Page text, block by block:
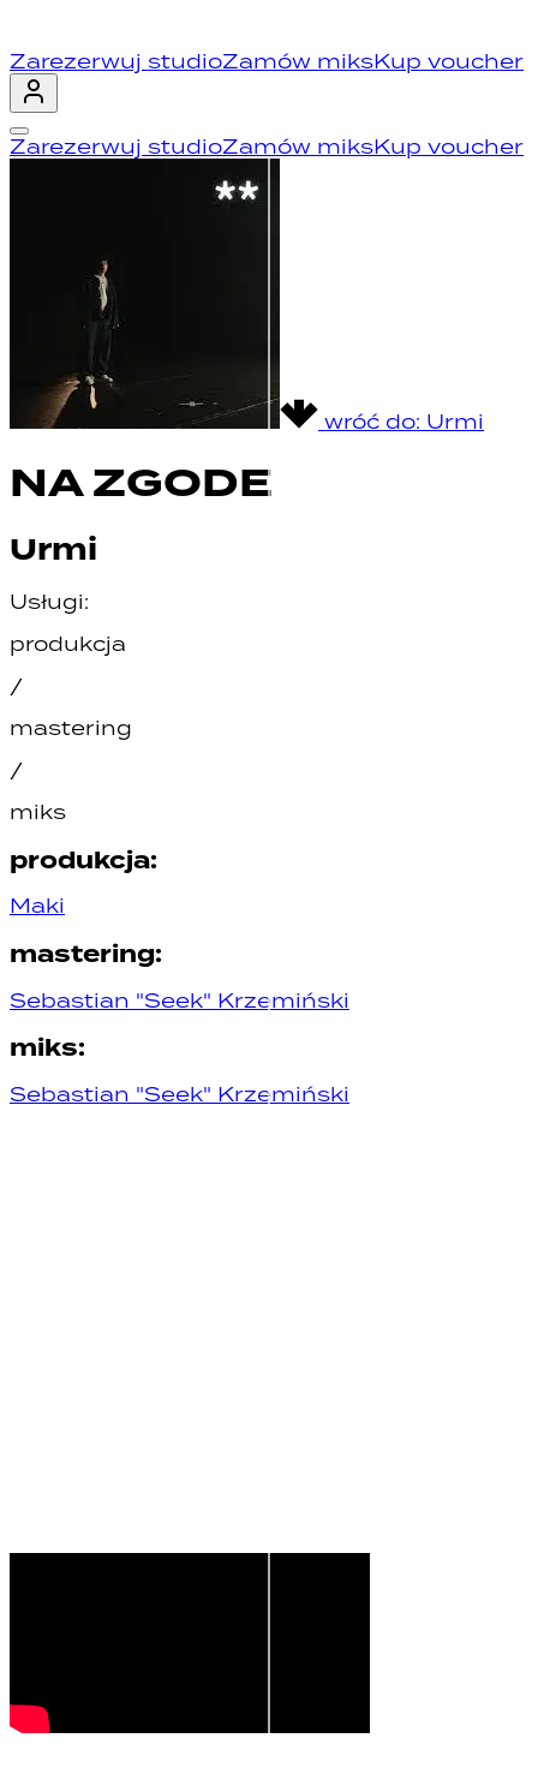
Zarezerwuj studioZamów miksKup voucher
Zarezerwuj studioZamów miksKup voucher
wróć do: Urmi
NA ZGODE
Urmi
Usługi:
produkcja
/
mastering
/
miks
produkcja:
Maki
mastering:
Sebastian "Seek" Krzemiński
miks:
Sebastian "Seek" Krzemiński